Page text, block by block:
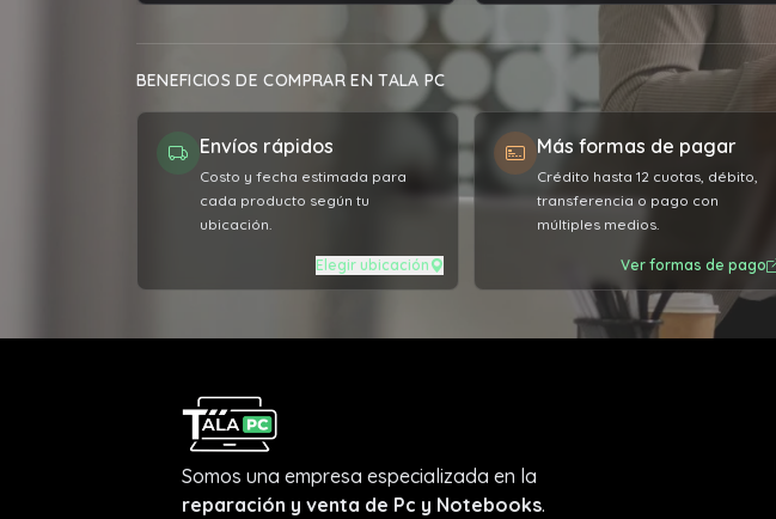
BENEFICIOS DE COMPRAR EN TALA PC
Envíos rápidos
Costo y fecha estimada para
cada producto según tu
ubicación.
Elegir ubicación
Más formas de pagar
Crédito hasta 12 cuotas, débito,
transferencia o pago con
múltiples medios.
Ver formas de pago
Somos una empresa especializada en la
reparación y venta de Pc y Notebooks.